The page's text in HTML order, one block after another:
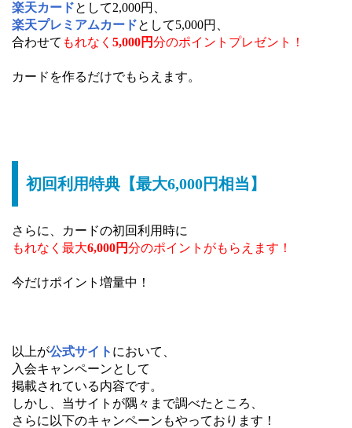
楽天カードとして2,000円、
楽天プレミアムカードとして5,000円、
合わせて もれなく 5,000円分のポイントプレゼント！
カードを作るだけでもらえます。
初回利用特典【最大6,000円相当】
さらに、カードの初回利用時に
もれなく最大6,000円分のポイントがもらえます！
今だけポイント増量中！
以上が公式サイト において、
入会キャンペーンとして
掲載されている内容です。
しかし、当サイトが隅々まで調べたところ、
さらに以下のキャンペーンもやっております！